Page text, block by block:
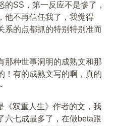
的SS，第一反应不是惨了，
他不再信任我了，我觉得
系的点都抓的特别特别准而
那种世事洞明的成熟文和那
！有的成熟文写的啊，真的
《双重人生》作者的文，我
六七成最多了，在做beta跟